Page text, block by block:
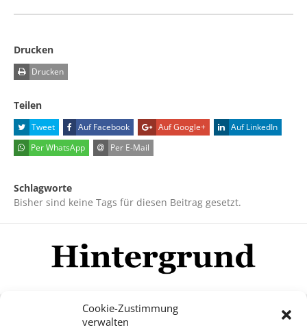
Cookie-Zustimmung
verwalten
Drucken
Drucken
Teilen
Tweet Auf Facebook Auf Google+
Auf LinkedIn
Per WhatsApp
Per E-Mail
Schlagworte
Bisher sind keine Tags für diesen Beitrag gesetzt.